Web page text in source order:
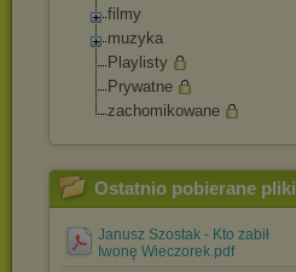
filmy
muzyka
Playlisty
Prywatne
zachomikowane
Ostatnio pobierane pliki
Janusz Szostak - Kto zabił
Iwonę Wieczorek.pdf